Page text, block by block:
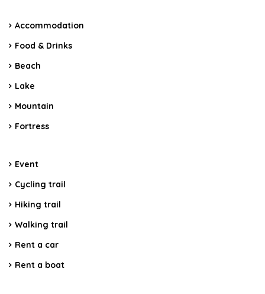
Accommodation
Food & Drinks
Beach
Lake
Mountain
Fortress
Event
Cycling trail
Hiking trail
Walking trail
Rent a car
Rent a boat